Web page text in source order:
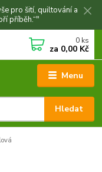
pro šití, quiltování a
příběh.“"
Menu
Hledat
0 ks
za 0,00 Kč